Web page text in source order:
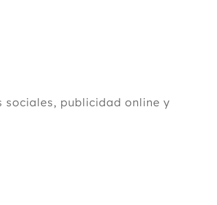
sociales, publicidad online y